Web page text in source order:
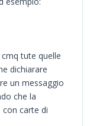
tute quelle
dichiarare
un messaggio
che la
carte di